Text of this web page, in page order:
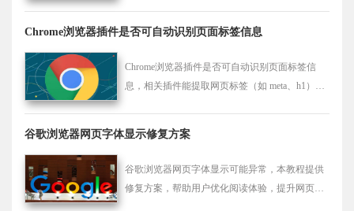
保重要网页收藏在所有设备间精准对齐，彻底告
Chrome浏览器插件是否可自动识别页面标签信息
Chrome浏览器插件是否可自动识别页面标签信
息，相关插件能提取网页标签（如 meta、h1）并
谷歌浏览器网页字体显示修复方案
谷歌浏览器网页字体显示可能异常，本教程提供
修复方案，帮助用户优化阅读体验，提升网页可